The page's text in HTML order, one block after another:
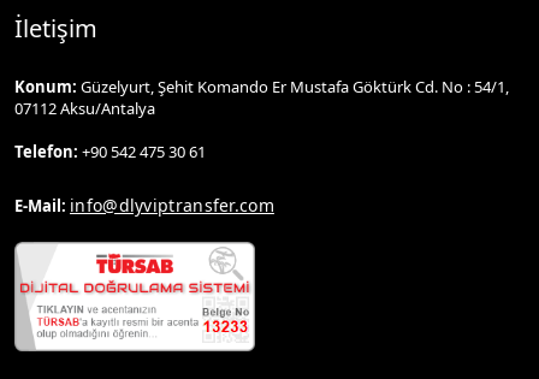
İletişim
Konum: Güzelyurt, Şehit Komando Er Mustafa Göktürk Cd. No : 54/1,
07112 Aksu/Antalya
Telefon: +90 542 475 30 61
E-Mail: info@dlyviptransfer.com